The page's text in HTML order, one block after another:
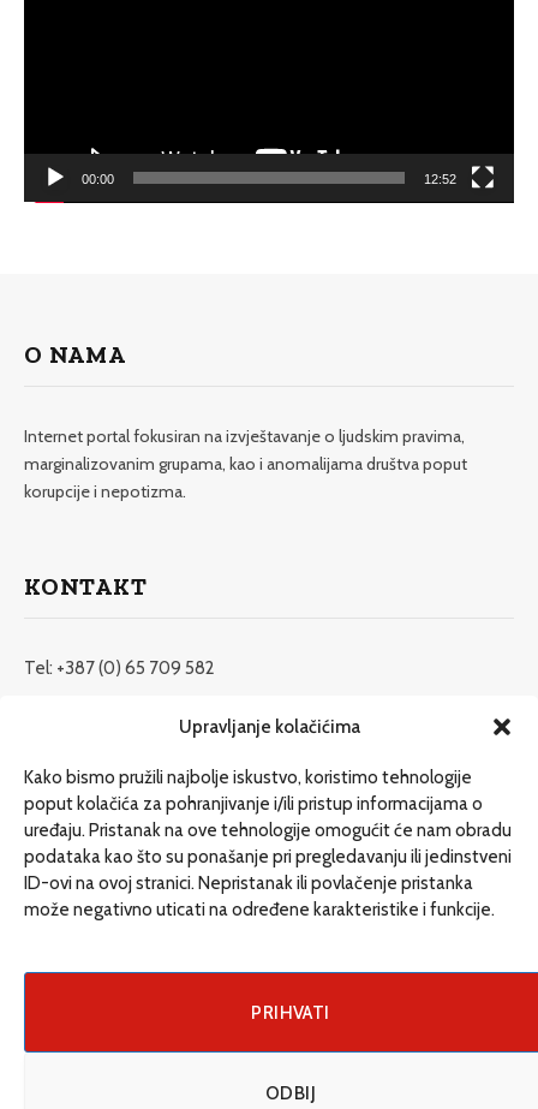
Upravljanje kolačićima
Kako bismo pružili najbolje iskustvo, koristimo tehnologije
poput kolačića za pohranjivanje i/ili pristup informacijama o
uređaju. Pristanak na ove tehnologije omogućit će nam obradu
podataka kao što su ponašanje pri pregledavanju ili jedinstveni
ID-ovi na ovoj stranici. Nepristanak ili povlačenje pristanka
može negativno uticati na određene karakteristike i funkcije.
PRIHVATI
ODBIJ
00:00 12:52
O NAMA
Internet portal fokusiran na izvještavanje o ljudskim pravima,
marginalizovanim grupama, kao i anomalijama društva poput
korupcije i nepotizma.
KONTAKT
Tel: +387 (0) 65 709 582
redakcija@etrafika.net
Dosije
Drugi pišu
Društvo